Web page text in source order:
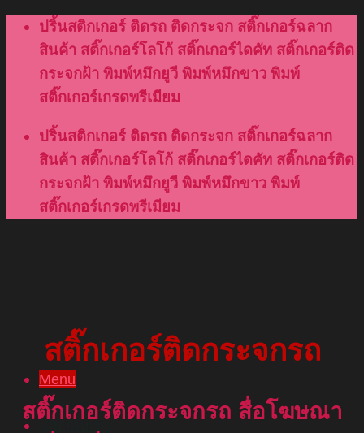
Skip
content
ปริ้นสติกเกอร์ ติดรถ ติดกระจก สติ๊กเกอร์ฉลาก
สินค้า สติ๊กเกอร์โลโก้ สติ๊กเกอร์ไดคัท สติ๊กเกอร์ติด
กระจกฝ้า พิมพ์หมึกยูวี พิมพ์หมึกขาว พิมพ์
สติ๊กเกอร์เกรดพรีเมียม
ปริ้นสติกเกอร์ ติดรถ ติดกระจก สติ๊กเกอร์ฉลาก
สินค้า สติ๊กเกอร์โลโก้ สติ๊กเกอร์ไดคัท สติ๊กเกอร์ติด
กระจกฝ้า พิมพ์หมึกยูวี พิมพ์หมึกขาว พิมพ์
สติ๊กเกอร์เกรดพรีเมียม
Menu
หน้าแรก
สติ๊กเกอร์ติดกระจกรถ
สติ๊กเกอร์ติดกระจกรถ สื่อโฆษณา